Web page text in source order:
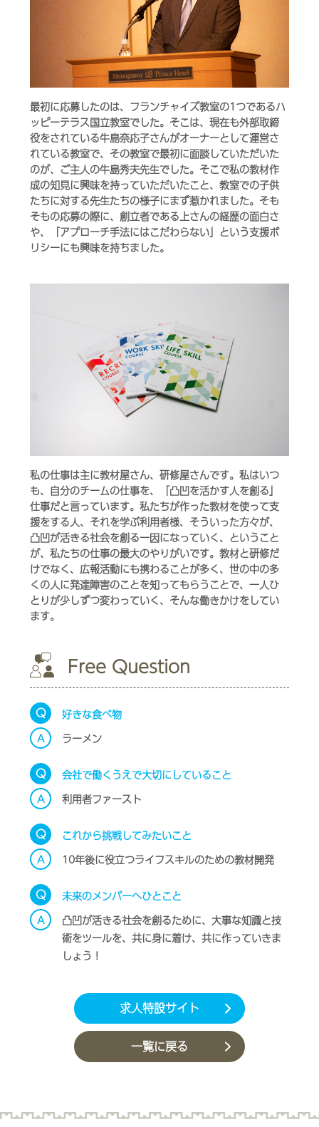
最初に応募したのは、フランチャイズ教室の1つであるハ
ッピーテラス国立教室でした。そこは、現在も外部取締
役をされている牛島奈応子さんがオーナーとして運営さ
れている教室で、その教室で最初に面談していただいた
のが、ご主人の牛島秀夫先生でした。そこで私の教材作
成の知見に興味を持っていただいたこと、教室での子供
たちに対する先生たちの様子にまず惹かれました。そも
そもの応募の際に、創立者である上さんの経歴の面白さ
や、「アプローチ手法にはこだわらない」という支援ポ
リシーにも興味を持ちました。
私の仕事は主に教材屋さん、研修屋さんです。私はいつ
も、自分のチームの仕事を、「凸凹を活かす人を創る」
仕事だと言っています。私たちが作った教材を使って支
援をする人、それを学ぶ利用者様、そういった方々が、
凸凹が活きる社会を創る一因になっていく、ということ
が、私たちの仕事の最大のやりがいです。教材と研修だ
けでなく、広報活動にも携わることが多く、世の中の多
くの人に発達障害のことを知ってもらうことで、一人ひ
とりが少しずつ変わっていく、そんな働きかけをしてい
ます。
Free Question
Q
好きな食べ物
A
ラーメン
Q
会社で働くうえで大切にしていること
A
利用者ファースト
Q
これから挑戦してみたいこと
A
10年後に役立つライフスキルのための教材開発
Q
未来のメンバーへひとこと
A
凸凹が活きる社会を創るために、大事な知識と技
術をツールを、共に身に着け、共に作っていきま
しょう！
求人特設サイト
一覧に戻る